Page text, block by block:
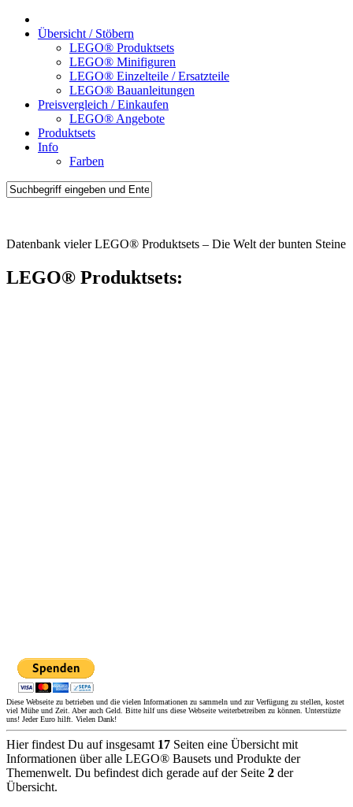
Übersicht / Stöbern
LEGO® Produktsets
LEGO® Minifiguren
LEGO® Einzelteile / Ersatzteile
LEGO® Bauanleitungen
Preisvergleich / Einkaufen
LEGO® Angebote
Produktsets
Info
Farben
Datenbank vieler LEGO® Produktsets – Die Welt der bunten Steine
LEGO® Produktsets:
Diese Webseite zu betrieben und die vielen Informationen zu sammeln und zur Verfügung zu stellen, kostet
viel Mühe und Zeit. Aber auch Geld. Bitte hilf uns diese Webseite weiterbetreiben zu können. Unterstüzte
uns! Jeder Euro hilft. Vielen Dank!
Hier findest Du auf insgesamt 17 Seiten eine Übersicht mit
Informationen über alle LEGO® Bausets und Produkte der
Themenwelt. Du befindest dich gerade auf der Seite 2 der
Übersicht.